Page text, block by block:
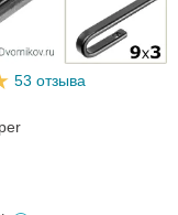
53 отзыва